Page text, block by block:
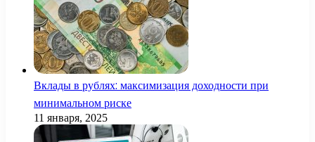
Вклады в рублях: максимизация доходности при
минимальном риске
11 января, 2025